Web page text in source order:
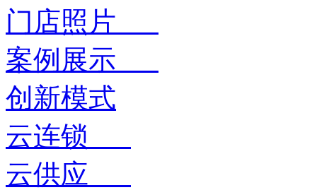
门店照片
案例展示
创新模式
云连锁
云供应